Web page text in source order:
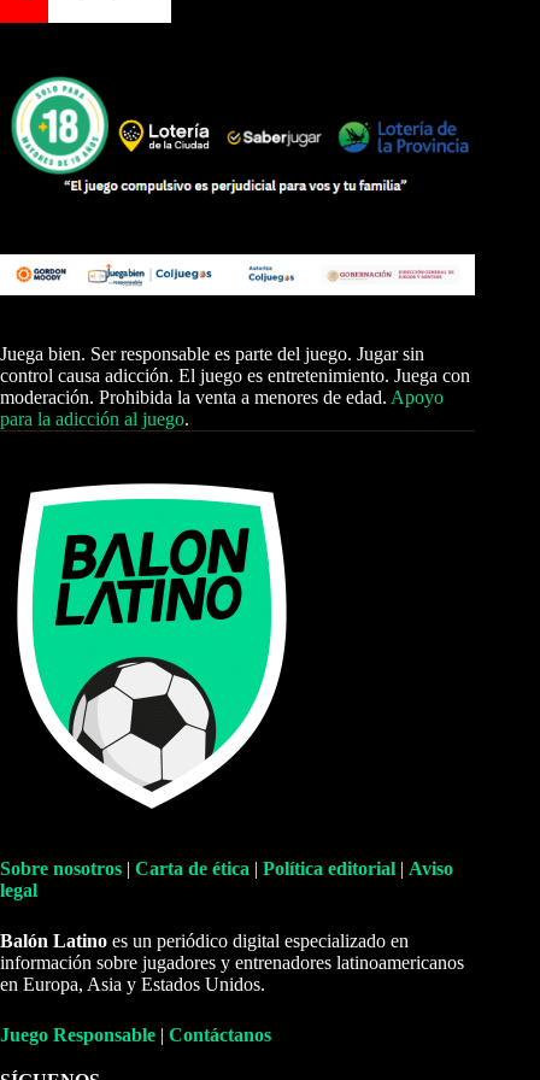
Juega bien. Ser responsable es parte del juego. Jugar sin
control causa adicción. El juego es entretenimiento. Juega con
moderación. Prohibida la venta a menores de edad. Apoyo
para la adicción al juego.
Sobre nosotros | Carta de ética | Política editorial | Aviso
legal
Balón Latino es un periódico digital especializado en
información sobre jugadores y entrenadores latinoamericanos
en Europa, Asia y Estados Unidos.
Juego Responsable | Contáctanos